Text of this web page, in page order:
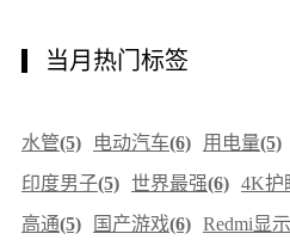
当月热门标签
水管(5) 电动汽车(6) 用电量(5)
印度男子(5) 世界最强(6) 4K护
高通(5) 国产游戏(6) Redmi显